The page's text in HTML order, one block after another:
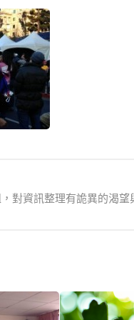
對資訊整理有詭異的渴望